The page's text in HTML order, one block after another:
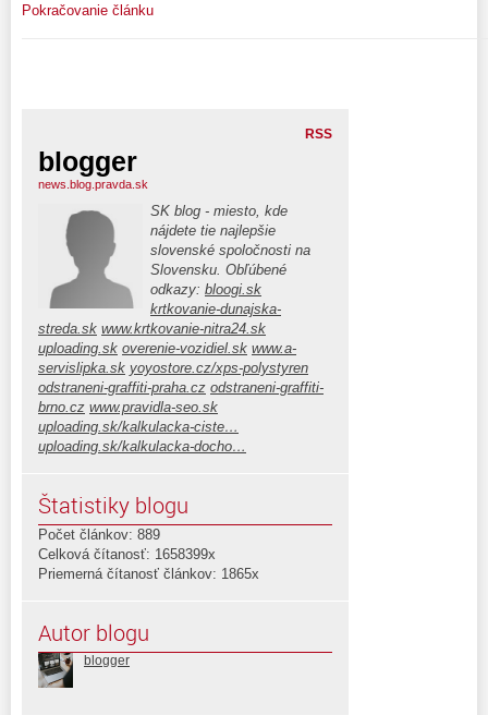
Pokračovanie článku
RSS
blogger
news.blog.pravda.sk
SK blog - miesto, kde
nájdete tie najlepšie
slovenské spoločnosti na
Slovensku. Obľúbené
odkazy: bloogi.sk
krtkovanie-dunajska-
streda.sk www.krtkovanie-nitra24.sk
uploading.sk overenie-vozidiel.sk www.a-
servislipka.sk yoyostore.cz/xps-polystyren
odstraneni-graffiti-praha.cz odstraneni-graffiti-
brno.cz www.pravidla-seo.sk
uploading.sk/kalkulacka-ciste…
uploading.sk/kalkulacka-docho…
Štatistiky blogu
Počet článkov: 889
Celková čítanosť: 1658399x
Priemerná čítanosť článkov: 1865x
Autor blogu
blogger